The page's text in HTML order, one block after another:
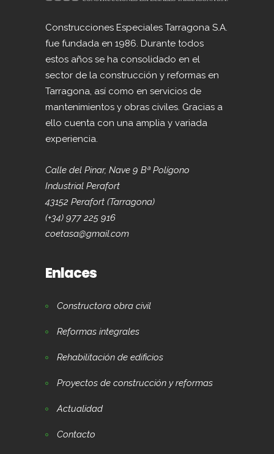
Construcciones Especiales Tarragona S.A.
fue fundada en 1986. Durante todos
estos años se ha consolidado en el
sector de la construcción y reformas en
Tarragona, así como en servicios de
mantenimientos y obras civiles. Gracias a
ello cuenta con una amplia y variada
experiencia.
Calle del Pinar, Nave 9 Bª Polígono
Industrial Perafort
43152 Perafort (Tarragona)
(+34) 977 225 916
coetasa@gmail.com
Enlaces
Constructora obra civil
Reformas integrales
Rehabilitación de edificios
Proyectos de construcción y reformas
Actualidad
Contacto